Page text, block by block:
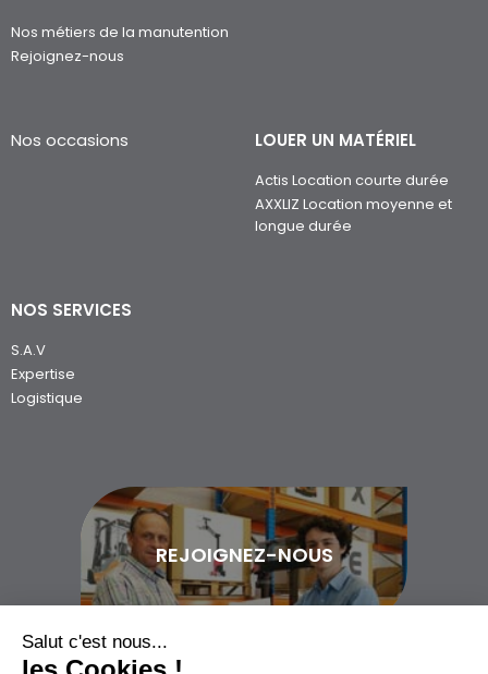
Nos métiers de la manutention
Rejoignez-nous
Nos occasions LOUER UN MATÉRIEL
Actis Location courte durée
AXXLIZ Location moyenne et
longue durée
NOS SERVICES
S.A.V
Expertise
Logistique
REJOIGNEZ-NOUS
Salut c'est nous...